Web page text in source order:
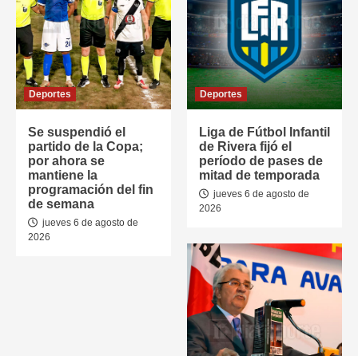
Deportes
Se suspendió el
partido de la Copa;
por ahora se
mantiene la
programación del fin
de semana
jueves 6 de agosto de
2026
Deportes
Liga de Fútbol Infantil
de Rivera fijó el
período de pases de
mitad de temporada
jueves 6 de agosto de
2026